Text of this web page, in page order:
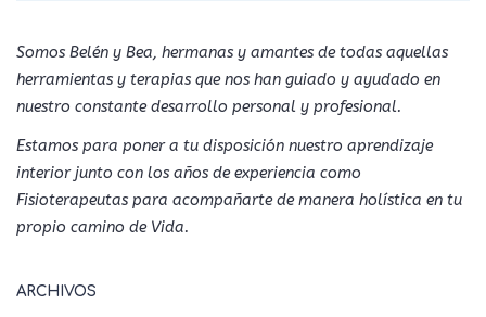
Somos Belén y Bea, hermanas y amantes de todas aquellas
herramientas y terapias que nos han guiado y ayudado en
nuestro constante desarrollo personal y profesional.
Estamos para poner a tu disposición nuestro aprendizaje
interior junto con los años de experiencia como
Fisioterapeutas para acompañarte de manera holística en tu
propio camino de Vida.
ARCHIVOS